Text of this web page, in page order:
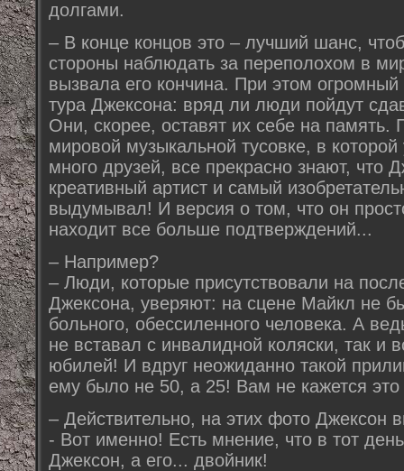
долгами.
– В конце концов это – лучший шанс,
стороны наблюдать за переполохом в
вызвала его кончина. При этом
тура Джексона: вряд ли люди пойдут
Они, скорее, оставят их себе на
мировой музыкальной тусовке, в
много друзей, все прекрасно знают, что
креативный артист и самый
выдумывал! И версия о том, что он
находит все больше подтверждений...
– Например?
– Люди, которые присутствовали на
Джексона, уверяют: на сцене Майкл не
больного, обессиленного человека. А
не вставал с инвалидной коляски, так и
юбилей! И вдруг неожиданно такой
ему было не 50, а 25! Вам не кажется
– Действительно, на этих фото Джексон
- Вот именно! Есть мнение, что в тот
Джексон, а его... двойник!